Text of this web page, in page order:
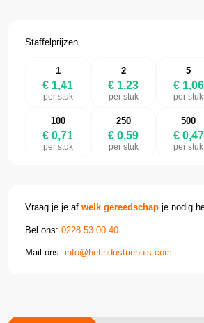
Staffelprijzen
1
€ 1,41
per stuk
2
€ 1,23
per stuk
5
€ 1,06
per stuk
100
€ 0,71
per stuk
250
€ 0,59
per stuk
500
€ 0,47
per stuk
Vraag je je afwelk gereedschap je nodig
Bel ons:0228 53 00 40
Mail ons:info@hetindustriehuis.com